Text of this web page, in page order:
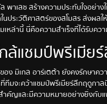
พาเลซ สร้างความประทับใจอย่
ประวัติศาสตร์ของสโมสร ส่งผล
หล่านี้ นี่คือความสำเร็จที่ได้รับค
ล้แชมป์พรีเมี
อง มิเกล อาร์เตต้า ยังคงรักษาค
ที่ทีมจะคว้าแชมป์พรีเมียร์ลีกฤดูก
คัญและมีความหมายอย่างยิ่งกับ